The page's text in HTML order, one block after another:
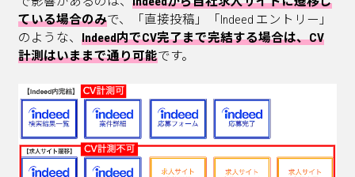
ている場合のみで、「直接投稿」「Indeed エントリー」
のような、Indeed内でCV完了まで完結する場合は、CV
計測はいままで通り可能です。